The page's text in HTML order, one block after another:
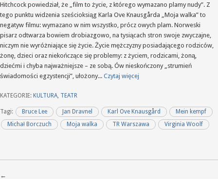
Hitchcock powiedział, że „film to życie, z którego wymazano plamy nudy”. Z
tego punktu widzenia sześcioksiąg Karla Ove Knausgårda „Moja walka” to
negatyw filmu: wymazano w nim wszystko, prócz owych plam. Norweski
pisarz odtwarza bowiem drobiazgowo, na tysiącach stron swoje zwyczajne,
niczym nie wyróżniające się życie. Życie mężczyzny posiadającego rodziców,
żonę, dzieci oraz niekończące się problemy: z życiem, rodzicami, żoną,
dziećmi i chyba najważniejsze – ze sobą. Ów nieskończony „strumień
świadomości egzystencji”, ułożony... Czytaj więcej
KATEGORIE: KULTURA, TEATR
Tagi: Bruce Lee Jan Dravnel Karl Ove Knausgård
Mein kempf
Michał Borczuch
Moja walka TR Warszawa Virginia Woolf
Nawigacja po wpisach
←